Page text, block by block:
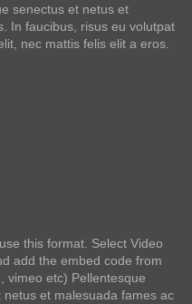
senectus et netus et
In faucibus, risus eu volutpat
nec mattis felis elit a eros.
this format. Select Video
add the embed code from
vimeo etc) Pellentesque
et malesuada fames ac